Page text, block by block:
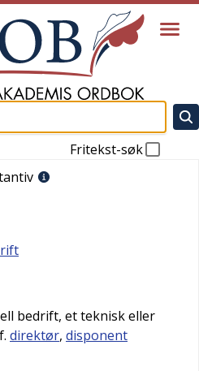
Fritekst-søk
bedrift, et teknisk eller
direktør, disponent